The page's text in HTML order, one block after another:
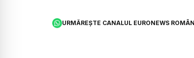
URMĂREȘTE CANALUL EURONEWS